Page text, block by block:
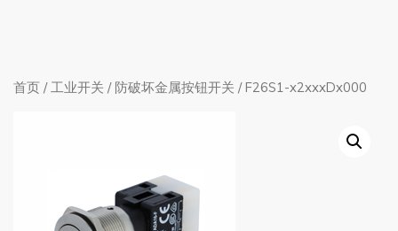
首页 /工业开关 / 防破坏金属按钮开关 / F26S1-x2xxxDx000